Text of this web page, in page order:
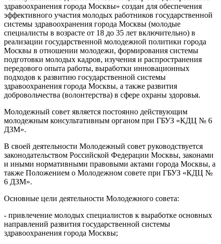
здравоохранения города Москвы» создан для обеспечения
эффективного участия молодых работников государственной
системы здравоохранения города Москвы (молодые
специалисты в возрасте от 18 до 35 лет включительно) в
реализации государственной молодежной политики города
Москвы в отношении молодежи, формирования системы
подготовки молодых кадров, изучения и распространения
передового опыта работы, выработки инновационных
подходов к развитию государственной системы
здравоохранения города Москвы, а также развития
добровольчества (волонтерства) в сфере охраны здоровья.
Молодежный совет является постоянно действующим
молодежным консультативным органом при ГБУЗ «КДЦ № 6
ДЗМ».
В своей деятельности Молодежный совет руководствуется
законодательством Российской Федерации Москвы, законами
и иными нормативными правовыми актами города Москвы, а
также Положением о Молодежном совете при ГБУЗ «КДЦ №
6 ДЗМ».
Основные цели деятельности Молодежного совета:
- привлечение молодых специалистов к выработке основных
направлений развития государственной системы
здравоохранения города Москвы;